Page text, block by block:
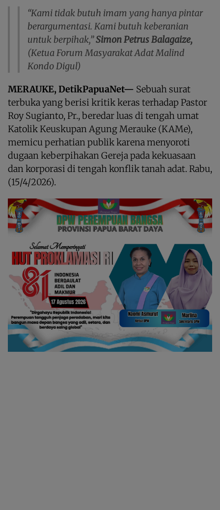
“Kami tidak butuh imam yang hanya pintar
berargumentasi. Kami butuh keberanian
untuk berpihak,”Simon Petrus Balagaize,
(Ketua Forum Masyarakat Adat Malind
Kondo Digul)
MERAUKE, DetikPapuaNet— Sebuah surat
terbuka yang berisi kritik keras terhadap Pastor
Roy Sugianto, Pr., beredar luas di tengah umat
Katolik Keuskupan Agung Merauke (KAMe),
memicu perhatian publik karena menyoroti
dugaan keberpihakan Gereja pada kekuasaan
dan korporasi di tengah konflik tanah adat. Rabu,
(15/4/2026).